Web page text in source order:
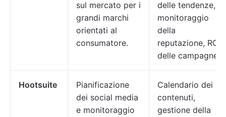
sul mercato per i
grandi marchi
orientati al
consumatore.
delle tendenze,
monitoraggio
della
reputazione, ROI
delle campagne
Hootsuite
Pianificazione
dei social media
e monitoraggio
Calendario dei
contenuti,
gestione della